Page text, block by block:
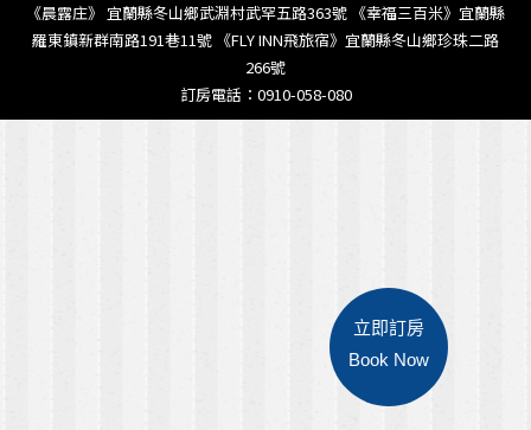
《晨露庄》 宜蘭縣冬山鄉武淵村武罕五路363號 《幸福三百米》宜蘭縣
羅東鎮新群南路191巷11號 《FLY INN飛旅宿》宜蘭縣冬山鄉珍珠二路
266號
訂房電話：0910-058-080
立即訂房
Book Now